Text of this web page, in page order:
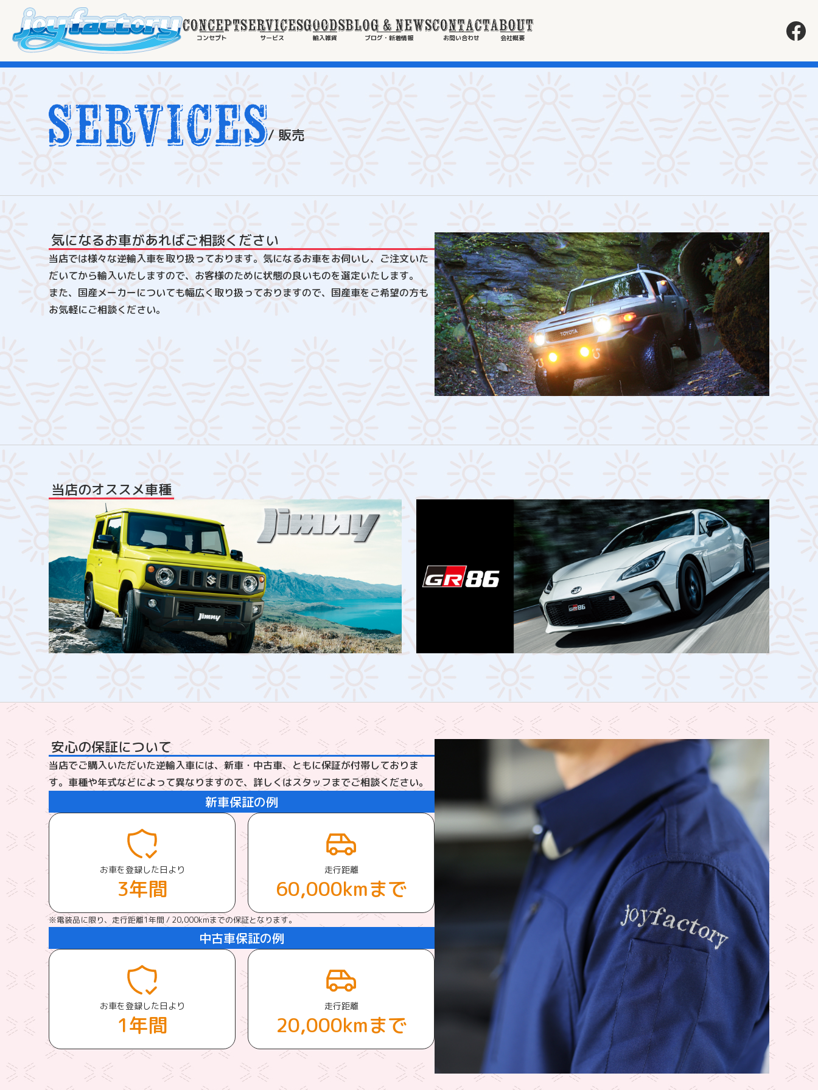
コンセプト サービス 輸入雑貨 ブログ・新着情報 お問い合わせ 会社概要
販
/ 販売
気になるお車があればご相談ください
当店では様々な逆輸入車を取り扱っております。気になるお車をお伺いし、ご注文いた
だいてから輸入いたしますので、お客様のために状態の良いものを選定いたします。
また、国産メーカーについても幅広く取り扱っておりますので、国産車をご希望の方も
お気軽にご相談ください。​​​​​​​
当店のオススメ車種
安心の保証について
当店でご購入いただいた逆輸入車には、新車・中古車、ともに保証が付帯しておりま
す。車種や年式などによって異なりますので、詳しくはスタッフまでご相談ください。​​​​​​​
新車保証の例
お車を登録した日より
3年間
走行距離
60,000kmまで
※電装品に限り、走行距離1年間 / 20,000kmまでの保証となります。
中古車保証の例
お車を登録した日より
1年間
走行距離
20,000kmまで